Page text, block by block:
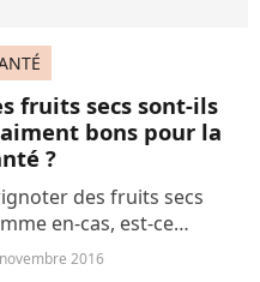
fruits secs sont-ils
bons pour la
?
des fruits secs
en-cas, est-ce
une bonne idée
2016